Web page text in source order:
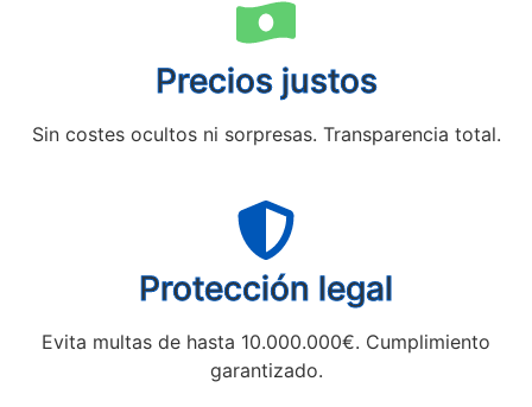
Precios justos
Sin costes ocultos ni sorpresas. Transparencia total.
Protección legal
Evita multas de hasta 10.000.000€. Cumplimiento
garantizado.